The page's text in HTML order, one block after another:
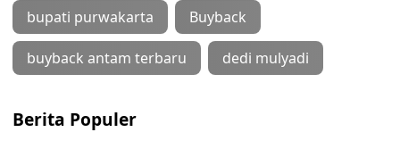
bupati purwakarta Buyback
buyback antam terbaru dedi mulyadi
Berita Populer